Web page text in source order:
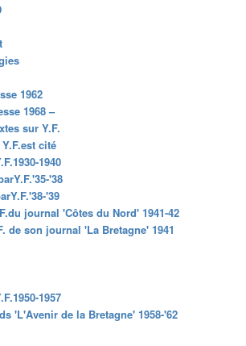
1962
1968 –
sur Y.F.
cité
1940
'38
'39
journal 'Côtes du Nord' 1941-42
de son journal 'La Bretagne' 1941
1957
'L'Avenir de la Bretagne' 1958-'62